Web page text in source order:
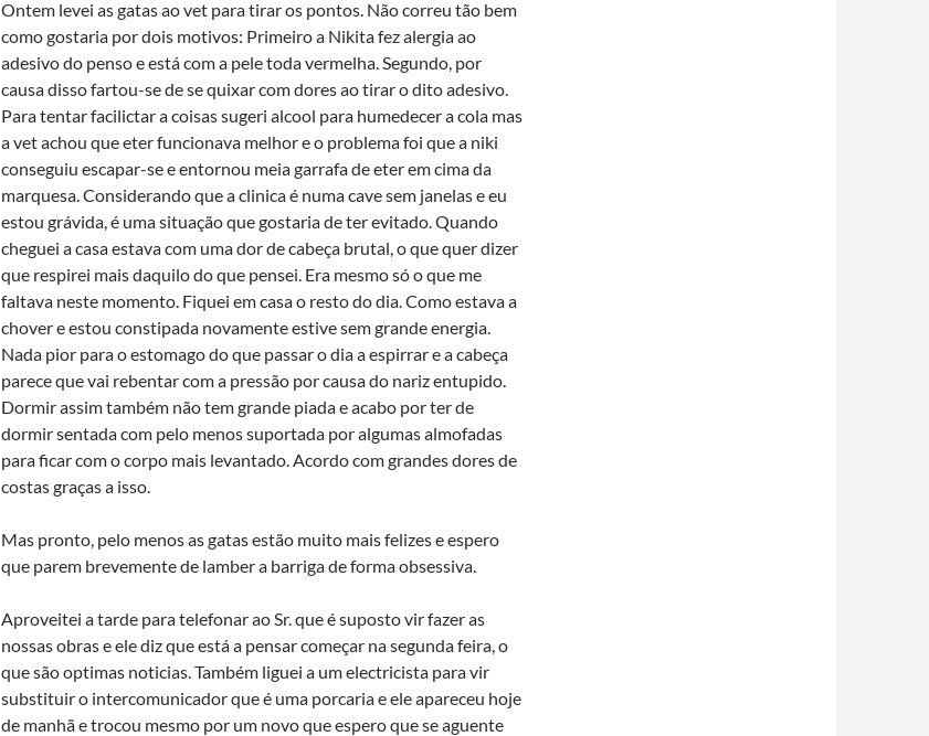
Ontem levei as gatas ao vet para tirar os pontos. Não correu tão bem
como gostaria por dois motivos: Primeiro a Nikita fez alergia ao
adesivo do penso e está com a pele toda vermelha. Segundo, por
causa disso fartou-se de se quixar com dores ao tirar o dito adesivo.
Para tentar facilictar a coisas sugeri alcool para humedecer a cola mas
a vet achou que eter funcionava melhor e o problema foi que a niki
conseguiu escapar-se e entornou meia garrafa de eter em cima da
marquesa. Considerando que a clinica é numa cave sem janelas e eu
estou grávida, é uma situação que gostaria de ter evitado. Quando
cheguei a casa estava com uma dor de cabeça brutal, o que quer dizer
que respirei mais daquilo do que pensei. Era mesmo só o que me
faltava neste momento. Fiquei em casa o resto do dia. Como estava a
chover e estou constipada novamente estive sem grande energia.
Nada pior para o estomago do que passar o dia a espirrar e a cabeça
parece que vai rebentar com a pressão por causa do nariz entupido.
Dormir assim também não tem grande piada e acabo por ter de
dormir sentada com pelo menos suportada por algumas almofadas
para ficar com o corpo mais levantado. Acordo com grandes dores de
costas graças a isso.
Mas pronto, pelo menos as gatas estão muito mais felizes e espero
que parem brevemente de lamber a barriga de forma obsessiva.
Aproveitei a tarde para telefonar ao Sr. que é suposto vir fazer as
nossas obras e ele diz que está a pensar começar na segunda feira, o
que são optimas noticias. Também liguei a um electricista para vir
substituir o intercomunicador que é uma porcaria e ele apareceu hoje
de manhã e trocou mesmo por um novo que espero que se aguente